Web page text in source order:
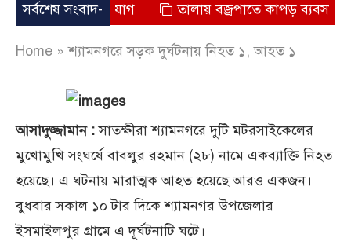
সর্বশেষ সংবাদ-
মৃত্যুর অভিযোগ তালায় বজ্রপাতে কাপড় ব্যবসায়ীর মৃত্যু
Home »শ্যামনগরে সড়ক দুর্ঘটনায় নিহত ১, আহত ১
আসাদুজ্জামান :সাতক্ষীরা শ্যামনগরে দুটি মটরসাইকেলের
মুখোমুখি সংঘর্ষে বাবলুর রহমান (২৮) নামে একব্যাক্তি নিহত
হয়েছে। এ ঘটনায় মারাত্মক আহত হয়েছে আরও একজন।
বুধবার সকাল ১০ টার দিকে শ্যামনগর উপজেলার
ইসমাইলপুর গ্রামে এ দূর্ঘটনাটি ঘটে।